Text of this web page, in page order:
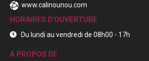
www.calinounou.com
HORAIRES D'OUVERTURE
Du lundi au vendredi de 08h00 - 17h
A PROPOS DE